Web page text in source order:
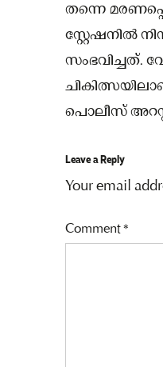
തന്നെ
സ്റ്റേഷനിൽ
സംഭവിച്ചത്.
പൊലീസ്
Leave a Reply
Your email
Comment*